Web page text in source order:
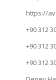
https://
+90 312
+90 312
+90 312